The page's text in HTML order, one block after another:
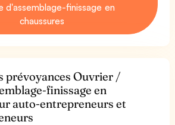
d'assemblage-finissage en
chaussures
prévoyances Ouvrier /
finissage en
auto-entrepreneurs et